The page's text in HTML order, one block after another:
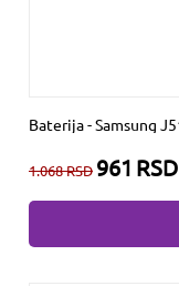
Baterija - Samsung
1.068RSD 961 RSD